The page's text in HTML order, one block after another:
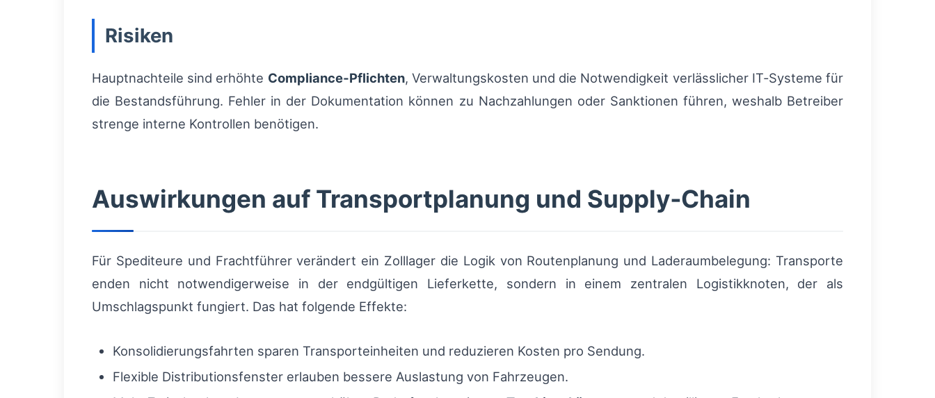
Risiken
Hauptnachteile sind erhöhte Compliance‑Pflichten, Verwaltungskosten und die Notwendigkeit verlässlicher IT‑Systeme für
die Bestandsführung. Fehler in der Dokumentation können zu Nachzahlungen oder Sanktionen führen, weshalb Betreiber
strenge interne Kontrollen benötigen.
Auswirkungen auf Transportplanung und Supply‑Chain
Für Spediteure und Frachtführer verändert ein Zolllager die Logik von Routenplanung und Laderaumbelegung: Transporte
enden nicht notwendigerweise in der endgültigen Lieferkette, sondern in einem zentralen Logistikknoten, der als
Umschlagspunkt fungiert. Das hat folgende Effekte:
Konsolidierungsfahrten sparen Transporteinheiten und reduzieren Kosten pro Sendung.
Flexible Distributionsfenster erlauben bessere Auslastung von Fahrzeugen.